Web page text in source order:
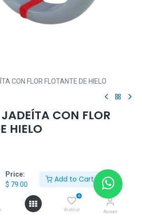
Price:
$ 79.00
Add to Cart
0
Wishlist Account
CON FLOR FLOTANTE DE HIELO
JADEÍTA CON FLOR
HIELO
Add to Cart
de deseos